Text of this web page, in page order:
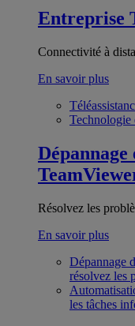
Entreprise
Connectivité à
En savoir plus
Technologie
Dépannage
Résolvez les
En savoir plus
Dépannage
résolvez les
les tâches